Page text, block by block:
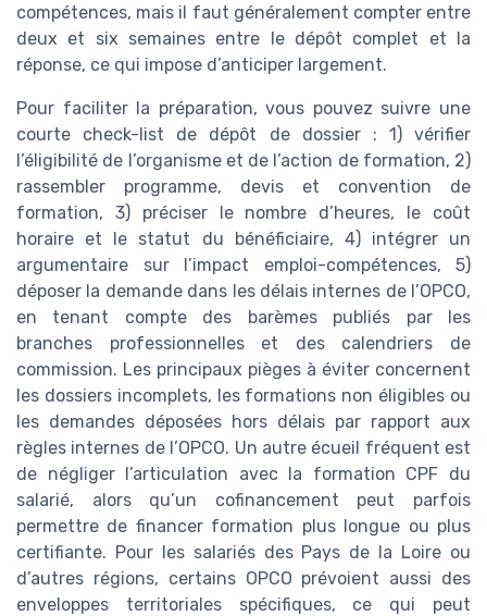
compétences, mais il faut généralement compter entre
deux et six semaines entre le dépôt complet et la
réponse, ce qui impose d’anticiper largement.
Pour faciliter la préparation, vous pouvez suivre une
courte check-list de dépôt de dossier : 1) vérifier
l’éligibilité de l’organisme et de l’action de formation, 2)
rassembler programme, devis et convention de
formation, 3) préciser le nombre d’heures, le coût
horaire et le statut du bénéficiaire, 4) intégrer un
argumentaire sur l’impact emploi-compétences, 5)
déposer la demande dans les délais internes de l’OPCO,
en tenant compte des barèmes publiés par les
branches professionnelles et des calendriers de
commission. Les principaux pièges à éviter concernent
les dossiers incomplets, les formations non éligibles ou
les demandes déposées hors délais par rapport aux
règles internes de l’OPCO. Un autre écueil fréquent est
de négliger l’articulation avec la formation CPF du
salarié, alors qu’un cofinancement peut parfois
permettre de financer formation plus longue ou plus
certifiante. Pour les salariés des Pays de la Loire ou
d’autres régions, certains OPCO prévoient aussi des
enveloppes territoriales spécifiques, ce qui peut